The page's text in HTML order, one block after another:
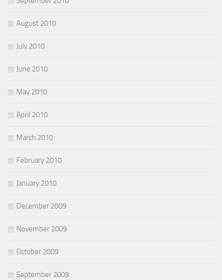
August 2010
July 2010
June 2010
May 2010
April 2010
March 2010
February 2010
January 2010
December 2009
November 2009
October 2009
September 2009